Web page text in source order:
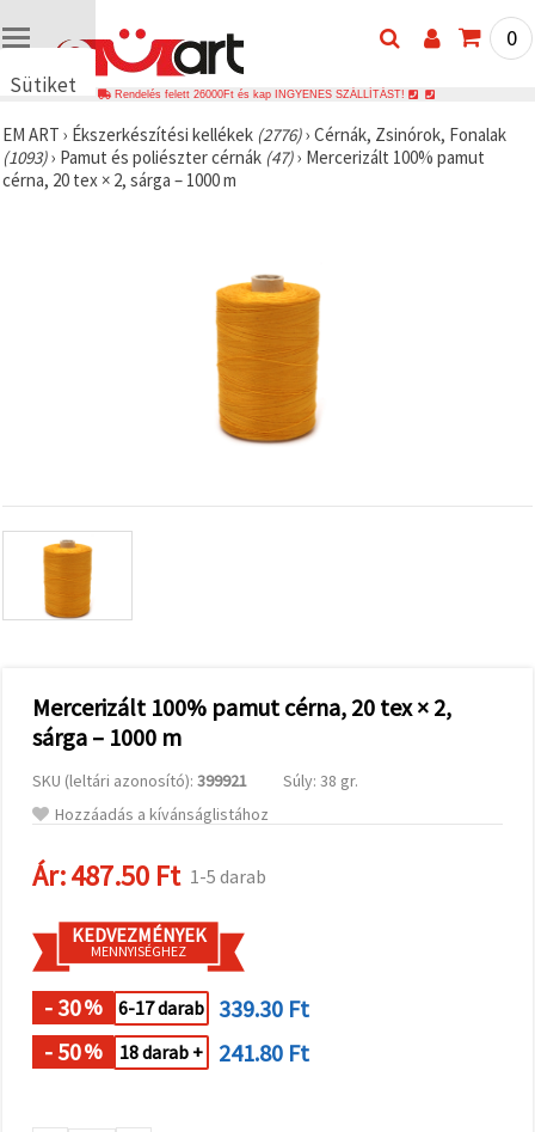
Sütiket
🍪 Cookie-
kat és
hasonló
a
valamint
relevánsabb
tartalmat
hirdetéseket
analitikai és
marketingpartnereink
segítségével
Az "Összes
elfogadása"
gombra
elfogadhatja
az összes
Beállításokban
megadhatja
preferenciáit
az adott
típusú sütik
kiválasztásával
"Mentés"
0
Rendelés felett 26000Ft és kap INGYENES SZÁLLÍTÁST!
EM ART › Ékszerkészítési kellékek (2776)› Cérnák, Zsinórok, Fonalak
(1093)› Pamut és poliészter cérnák (47)› Mercerizált 100% pamut
cérna, 20 tex × 2, sárga – 1000 m
Mercerizált 100% pamut cérna, 20 tex × 2,
sárga – 1000 m
SKU (leltári azonosító): 399921
Súly: 38 gr.
Hozzáadás a kívánságlistához
Ár:487.50 Ft 1-5 darab
KEDVEZMÉNYEK
MENNYISÉGHEZ
- 30% 6-17 darab
339.30 Ft
- 50% 18 darab + 241.80 Ft